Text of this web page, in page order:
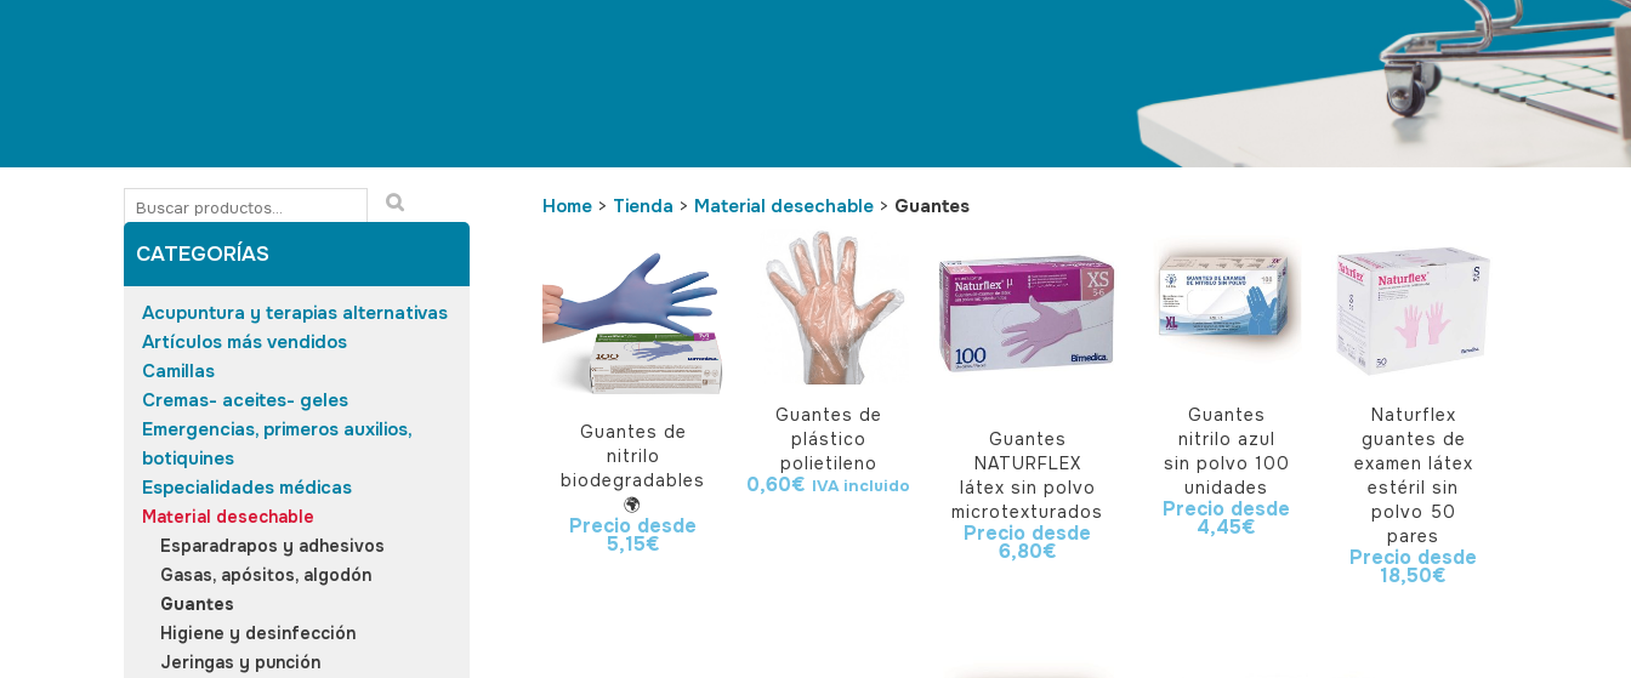
CATEGORÍAS
Acupuntura y terapias alternativas
Artículos más vendidos
Camillas
Cremas- aceites- geles
Emergencias, primeros auxilios,
botiquines
Especialidades médicas
Material desechable
Esparadrapos y adhesivos
Gasas, apósitos, algodón
Guantes
Higiene y desinfección
Jeringas y punción
Home > Tienda > Material desechable > Guantes
Guantes de
nitrilo
biodegradables
🌍
Precio desde
5,15€
Guantes de
plástico
polietileno
0,60€ IVA incluido
Guantes
NATURFLEX
látex sin polvo
microtexturados
Precio desde
6,80€
Guantes
nitrilo azul
sin polvo 100
unidades
Precio desde
4,45€
Naturflex
guantes de
examen látex
estéril sin
polvo 50
pares
Precio desde
18,50€